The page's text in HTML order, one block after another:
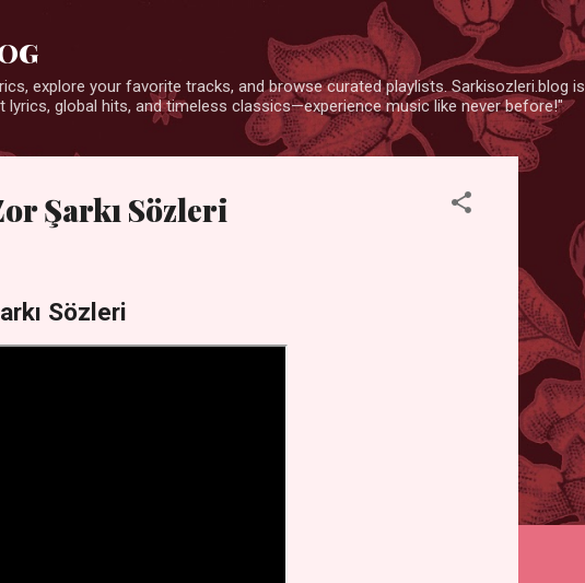
explore your favorite tracks, and browse curated playlists. Sarkisozleri.blog is
global hits, and timeless classics—experience music like never before!"
Şarkı Sözleri
Sözleri